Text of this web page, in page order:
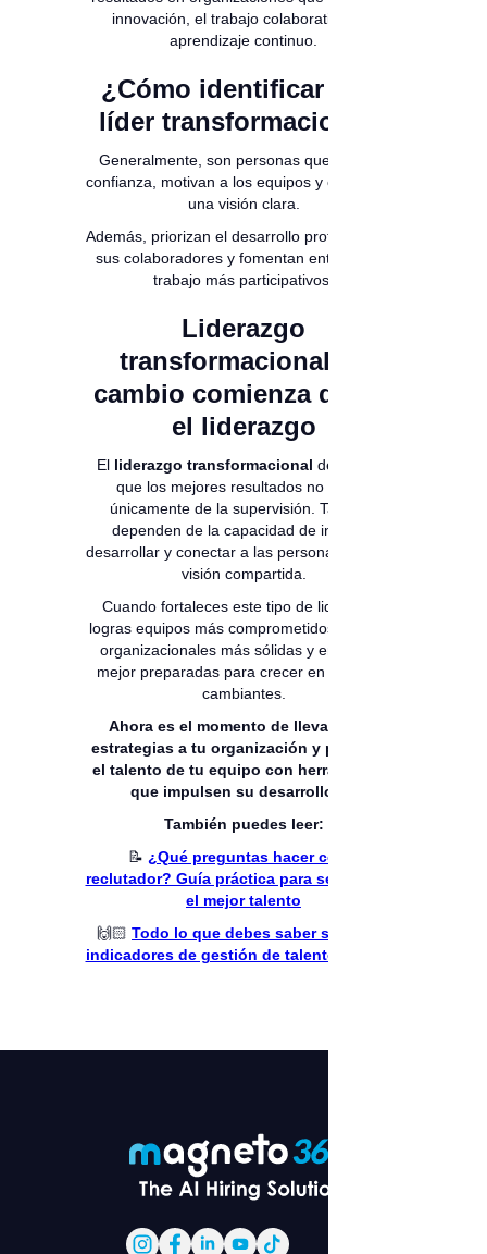
innovación, el trabajo colaborativo y el
aprendizaje continuo.
¿Cómo identificar a un
líder transformacional?
Generalmente, son personas que inspiran
confianza, motivan a los equipos y comunican
una visión clara.
Además, priorizan el desarrollo profesional de
sus colaboradores y fomentan entornos de
trabajo más participativos.
Liderazgo
transformacional: el
cambio comienza desde
el liderazgo
El liderazgo transformacional demuestra
que los mejores resultados no nacen
únicamente de la supervisión. También
dependen de la capacidad de inspirar,
desarrollar y conectar a las personas con una
visión compartida.
Cuando fortaleces este tipo de liderazgo,
logras equipos más comprometidos, culturas
organizacionales más sólidas y empresas
mejor preparadas para crecer en entornos
cambiantes.
Ahora es el momento de llevar estas
estrategias a tu organización y potenciar
el talento de tu equipo con herramientas
que impulsen su desarrollo.
También puedes leer:
📝 ¿Qué preguntas hacer como
reclutador? Guía práctica para seleccionar
el mejor talento
🙌🏻 Todo lo que debes saber sobre los
indicadores de gestión de talento humano